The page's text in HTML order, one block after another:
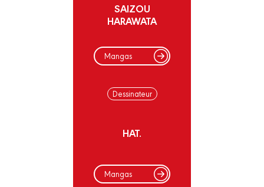
SAIZOU
HARAWATA
Mangas
Dessinateur
HAT.
Mangas